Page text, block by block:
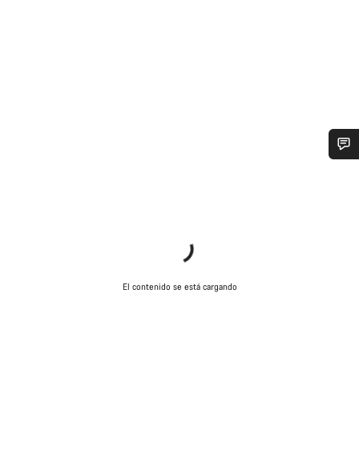
El contenido se está cargando
Abrir chat